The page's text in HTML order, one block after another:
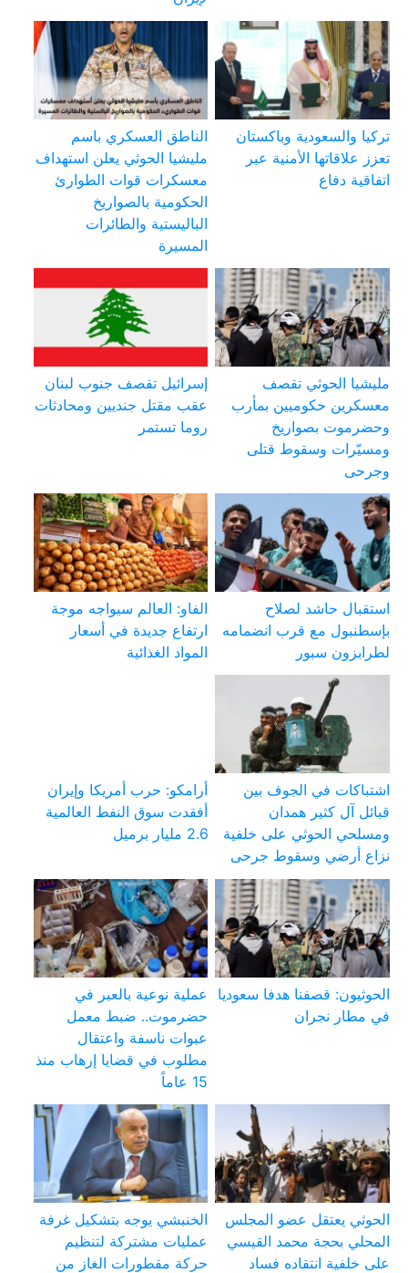
تركيا والسعودية وباكستان
تعزز علاقاتها الأمنية عبر
اتفاقية دفاع
الناطق العسكري باسم
مليشيا الحوثي يعلن استهداف
معسكرات قوات الطوارئ
الحكومية بالصواريخ
الباليستية والطائرات
المسيرة
مليشيا الحوثي تقصف
معسكرين حكوميين بمأرب
وحضرموت بصواريخ
ومسيّرات وسقوط قتلى
وجرحى
إسرائيل تقصف جنوب لبنان
عقب مقتل جنديين ومحادثات
روما تستمر
استقبال حاشد لصلاح
بإسطنبول مع قرب انضمامه
لطرابزون سبور
الفاو: العالم سيواجه موجة
ارتفاع جديدة في أسعار
المواد الغذائية
اشتباكات في الجوف بين
قبائل آل كثير همدان
ومسلحي الحوثي على خلفية
نزاع أرضي وسقوط جرحى
أرامكو: حرب أمريكا وإيران
أفقدت سوق النفط العالمية
2.6 مليار برميل
الحوثيون: قصفنا هدفا سعوديا
في مطار نجران
عملية نوعية بالعبر في
حضرموت.. ضبط معمل
عبوات ناسفة واعتقال
مطلوب في قضايا إرهاب منذ
15 عاماً
الحوثي يعتقل عضو المجلس
المحلي بحجة محمد القيسي
على خلفية انتقاده فساد
الخنبشي يوجه بتشكيل غرفة
عمليات مشتركة لتنظيم
حركة مقطورات الغاز من